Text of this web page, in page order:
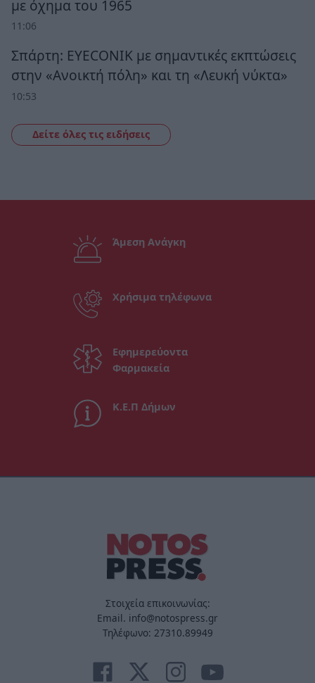
με όχημα του 1965
11:06
Σπάρτη: EYECONIK με σημαντικές εκπτώσεις
στην «Ανοικτή πόλη» και τη «Λευκή νύκτα»
10:53
Δείτε όλες τις ειδήσεις
Άμεση Ανάγκη
Χρήσιμα τηλέφωνα
Εφημερεύοντα
Φαρμακεία
Κ.Ε.Π Δήμων
Στοιχεία επικοινωνίας:
Email. info@notospress.gr
Τηλέφωνο: 27310.89949